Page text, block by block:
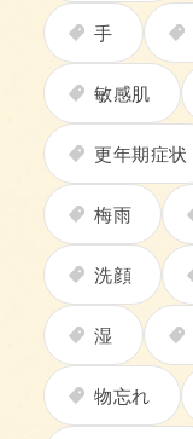
手
敏感肌
更年期症状
梅雨
洗顔
湿
物忘れ